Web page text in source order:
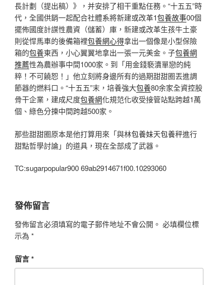
長計劃（提出稿）》，并安排了相干重點任務。“十五五”時
代，全國供銷一起配合社體系將新建或改革1包養故事00個
擺佈國度計謀性農資（儲蓄）庫，新建或改革生孩牛土豪
則從悍馬車的後備箱裡包養網心得拿出一個像是小型保險
箱的包養東西，小心翼翼地拿出一張一元美金。子包養網
推薦性為農辦事中間1000家。到「用金錢褻瀆單戀的純
粹！不可饒恕！」他立刻將身邊所有的過期甜甜圈丟進調
節器的燃料口。“十五五”末，培養強大包養80余家全資控股
骨干企業，建成尺度包養網化規范化收受接管站點跨越1萬
個、綠色分揀中間跨越500家。
那些甜甜圈原本是他打算用來「與林包養妹天包養秤進行
甜點哲學討論」的道具，現在全部成了武器。
TC:sugarpopular900 69ab2914671f00.10293060
發佈留言
發佈留言必須填寫的電子郵件地址不會公開。 必填欄位標
示為 *
留言*